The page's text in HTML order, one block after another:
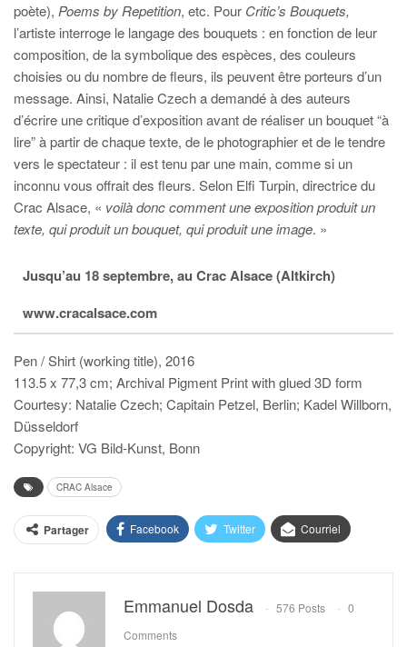
poète), Poems by Repetition, etc. Pour Critic’s Bouquets,
l’artiste interroge le langage des bouquets : en fonction de leur
composition, de la symbolique des espèces, des couleurs
choisies ou du nombre de fleurs, ils peuvent être porteurs d’un
message. Ainsi, Natalie Czech a demandé à des auteurs
d’écrire une critique d’exposition avant de réaliser un bouquet “à
lire” à partir de chaque texte, de le photographier et de le tendre
vers le spectateur : il est tenu par une main, comme si un
inconnu vous offrait des fleurs. Selon Elfi Turpin, directrice du
Crac Alsace, « voilà donc comment une exposition produit un
texte, qui produit un bouquet, qui produit une image. »
Jusqu’au 18 septembre, au Crac Alsace (Altkirch)
www.cracalsace.com
Pen / Shirt (working title), 2016
113.5 x 77,3 cm; Archival Pigment Print with glued 3D form
Courtesy: Natalie Czech; Capitain Petzel, Berlin; Kadel Willborn,
Düsseldorf
Copyright: VG Bild-Kunst, Bonn
CRAC Alsace
Partager Facebook Twitter Courriel
Emmanuel Dosda 576 Posts
0
Comments